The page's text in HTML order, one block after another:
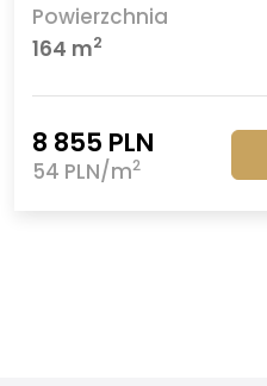
Powierzchnia
164 m2
8 855 PLN
54 PLN/m2